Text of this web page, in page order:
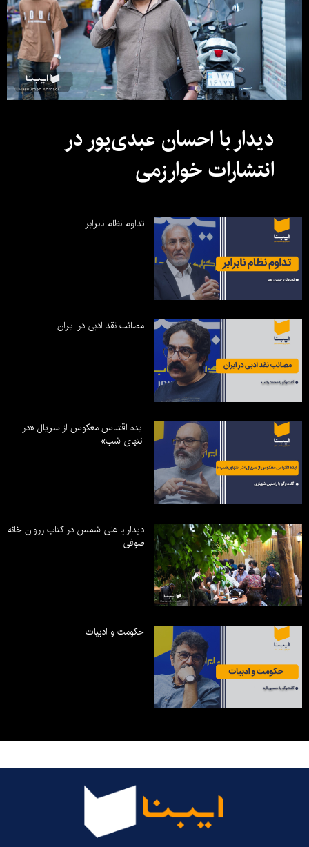
دیدار با احسان عبدی‌پور در
انتشارات خوارزمی
تداوم نظام نابرابر
مصائب نقد ادبی در ایران
ایده اقتباس معکوس از سریال «در
انتهای شب»
دیدار با علی شمس در کتاب زروان خانه
صوفی
حکومت و ادبیات